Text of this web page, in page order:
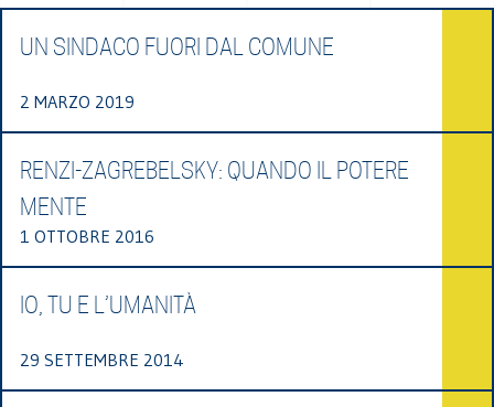
UN SINDACO FUORI DAL COMUNE
2 MARZO 2019
RENZI-ZAGREBELSKY: QUANDO IL POTERE
MENTE
1 OTTOBRE 2016
IO, TU E L’UMANITÀ
29 SETTEMBRE 2014